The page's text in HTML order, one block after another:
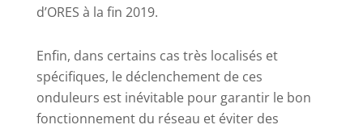
d’ORES à la fin 2019.
Enfin, dans certains cas très localisés et
spécifiques, le déclenchement de ces
onduleurs est inévitable pour garantir le bon
fonctionnement du réseau et éviter des